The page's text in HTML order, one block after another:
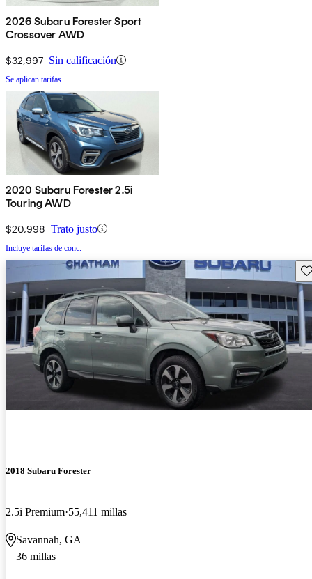
2026 Subaru Forester Sport
Crossover AWD
$32,997 Sin calificación
Se aplican tarifas
2020 Subaru Forester 2.5i
Touring AWD
$20,998 Trato justo
Incluye tarifas de conc.
2018 Subaru Forester
2.5i Premium 55,411 millas
Savannah, GA
36 millas